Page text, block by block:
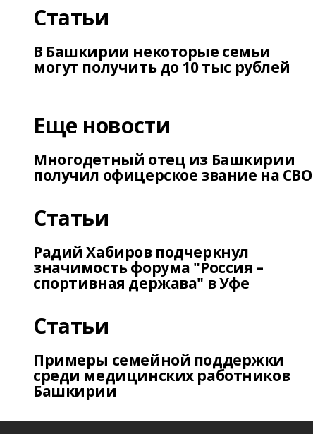
Статьи
В Башкирии некоторые семьи
могут получить до 10 тыс рублей
Еще новости
Многодетный отец из Башкирии
получил офицерское звание на СВО
Статьи
Радий Хабиров подчеркнул
значимость форума "Россия –
спортивная держава" в Уфе
Статьи
Примеры семейной поддержки
среди медицинских работников
Башкирии